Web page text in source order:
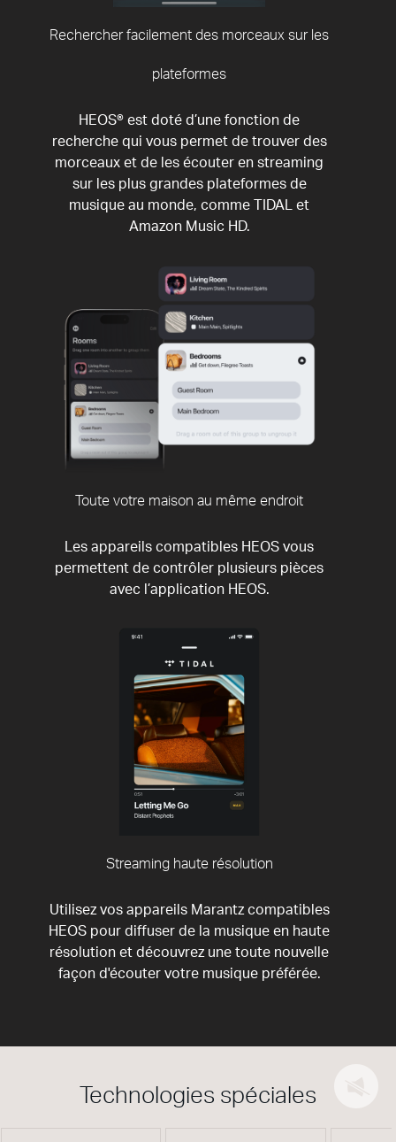
Rechercher facilement des morceaux sur les
plateformes
HEOS® est doté d’une fonction de
recherche qui vous permet de trouver des
morceaux et de les écouter en streaming
sur les plus grandes plateformes de
musique au monde, comme TIDAL et
Amazon Music HD.
Toute votre maison au même endroit
Les appareils compatibles HEOS vous
permettent de contrôler plusieurs pièces
avec l’application HEOS.
Streaming haute résolution
Utilisez vos appareils Marantz compatibles
HEOS pour diffuser de la musique en haute
résolution et découvrez une toute nouvelle
façon d'écouter votre musique préférée.
Technologies spéciales